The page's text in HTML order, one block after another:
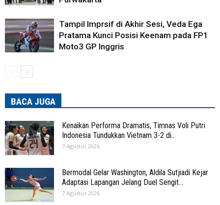
Tampil Imprsif di Akhir Sesi, Veda Ega
Pratama Kunci Posisi Keenam pada FP1
Moto3 GP Inggris
BACA JUGA
Kenaikan Performa Dramatis, Timnas Voli Putri
Indonesia Tundukkan Vietnam 3-2 di...
7 Agustus 2026
Bermodal Gelar Washington, Aldila Sutjiadi Kejar
Adaptasi Lapangan Jelang Duel Sengit...
7 Agustus 2026